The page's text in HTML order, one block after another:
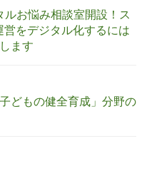
ルお悩み相談室開設！ス
をデジタル化するには
ます
どもの健全育成」分野の